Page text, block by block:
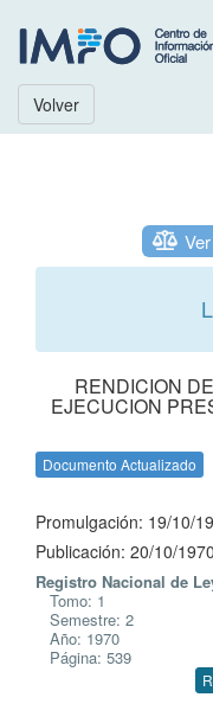
Volver
RENDICION
EJECUCION
Documento Actualizado
Promulgación: 19/10/
Publicación: 20/10/1970
Registro Nacional de
Tomo: 1
Semestre: 2
Año: 1970
Página: 539